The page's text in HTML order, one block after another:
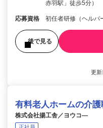
赤羽駅」徒歩5分）
応募資格 初任者研修（ヘルパ
後で見る
更
有料老人ホームの介護
株式会社揚工舎／ヨウコ―